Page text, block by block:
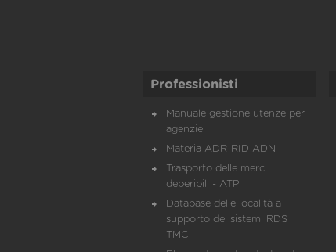
Professionisti
Manuale gestione utenze per
agenzie
Materia ADR-RID-ADN
Trasporto delle merci
deperibili - ATP
Database delle località a
supporto dei sistemi RDS
TMC